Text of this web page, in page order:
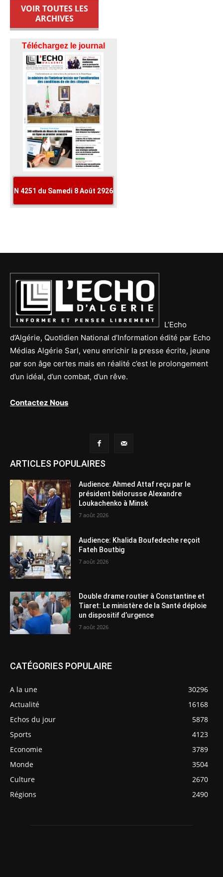
VOIR TOUTES LES
ARCHIVES
L’Echo
d’Algérie, Quotidien National d’Information édité par Echo
Médias Algérie Sarl, venu enrichir la presse écrite, jeune
par son âge certes mais en réalité c’est le prolongement
d’un idéal, d’un combat, d’un rêve.
Contactez Nous
ARTICLES POPULAIRES
Audience: Ahmed Attaf reçu par le
président biélorusse Alexandre
Loukachenko à Minsk
7 août 2026
Audience: Khalida Boufedeche reçoit
Fateh Boutbig
7 août 2026
Double drame routier à Constantine et
Tiaret: Le ministère de la Santé déploie
un dispositif d’urgence
7 août 2026
CATÉGORIES POPULAIRE
A la une
30296
Actualité
16168
Echos du jour
5878
Sports
4123
Economie
3789
Monde
3504
Culture
2670
Régions
2490